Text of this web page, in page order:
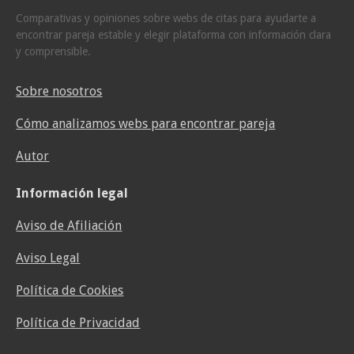
Comparativas y opiniones sobre webs de citas para ayudarte a
encontrar pareja estable y elegir plataforma con información clara
y comprensible.
Sobre nosotros
Cómo analizamos webs para encontrar pareja
Autor
Información legal
Aviso de Afiliación
Aviso Legal
Política de Cookies
Política de Privacidad